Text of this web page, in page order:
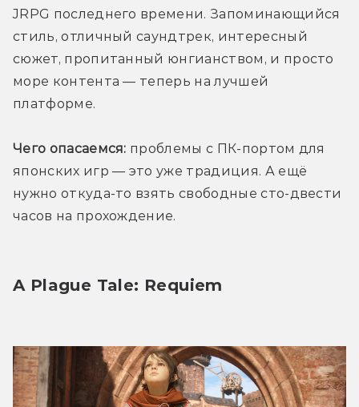
JRPG последнего времени. Запоминающийся
стиль, отличный саундтрек, интересный
сюжет, пропитанный юнгианством, и просто
море контента — теперь на лучшей
платформе.
Чего опасаемся: проблемы с ПК-портом для
японских игр — это уже традиция. А ещё
нужно откуда-то взять свободные сто-двести
часов на прохождение.
A Plague Tale: Requiem